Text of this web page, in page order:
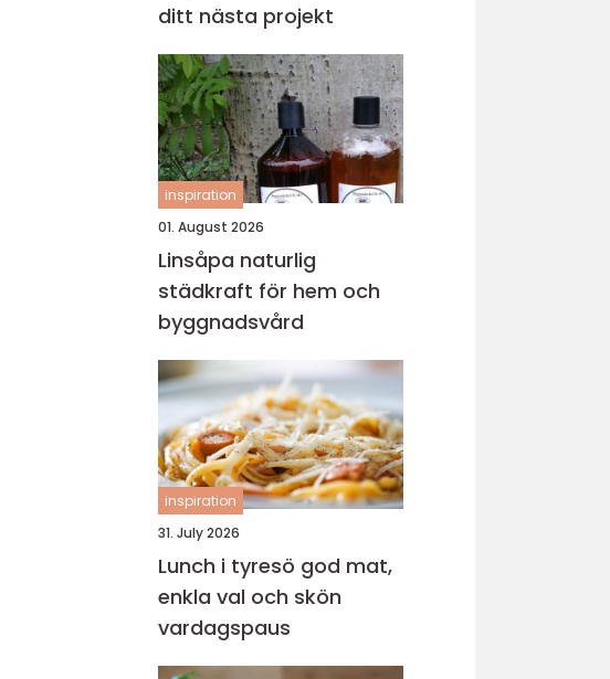
ditt nästa projekt
inspiration
01. August 2026
Linsåpa naturlig
städkraft för hem och
byggnadsvård
inspiration
31. July 2026
Lunch i tyresö god mat,
enkla val och skön
vardagspaus